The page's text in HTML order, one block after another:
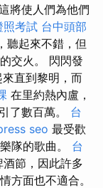
將使人們為他們
照考試 台中頭部
聽起來不錯，但
交火。 閃閃發
直到黎明，而
在里約熱內盧，
了數百萬。 台
seo 最受歡
隊的歌曲。 台
節，因此許多
方面也不適合。